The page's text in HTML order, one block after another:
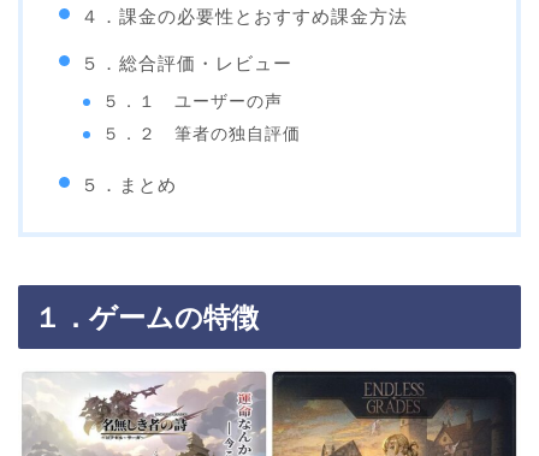
４．課金の必要性とおすすめ課金方法
５．総合評価・レビュー
５．１ ユーザーの声
５．２ 筆者の独自評価
５．まとめ
１．ゲームの特徴